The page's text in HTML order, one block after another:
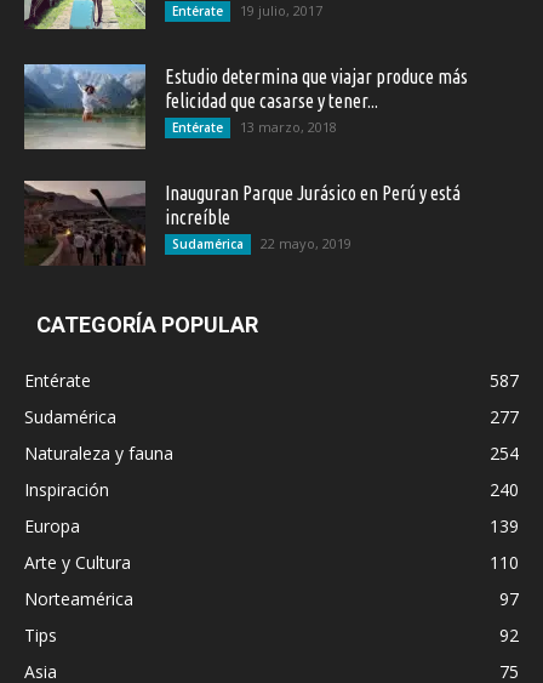
Entérate 19 julio, 2017
Estudio determina que viajar produce más
felicidad que casarse y tener...
Entérate 13 marzo, 2018
Inauguran Parque Jurásico en Perú y está
increíble
Sudamérica 22 mayo, 2019
CATEGORÍA POPULAR
Entérate
587
Sudamérica
277
Naturaleza y fauna
254
Inspiración
240
Europa
139
Arte y Cultura
110
Norteamérica
97
Tips
92
Asia
75